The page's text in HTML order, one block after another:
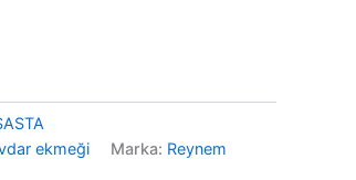
ekmeği Marka: Reynem